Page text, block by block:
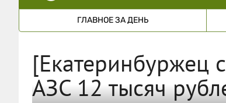
ГЛАВНОЕ ЗА ДЕНЬ
[Екатеринбуржец
АЗС 12 тысяч